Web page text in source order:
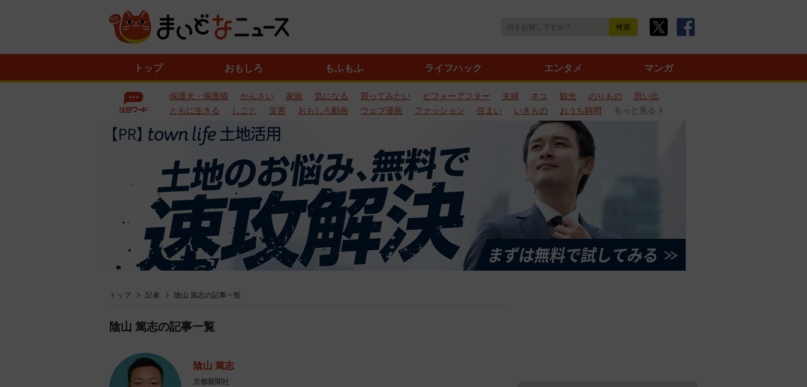
トップ おもしろ もふもふ ライフハック エンタメ マンガ
保護犬・保護猫 かんさい 家族 気になる 買ってみたい ビフォーアフター 夫婦 ネコ 観光 のりもの
思い出
ともに生きる
しごと 災害 おもしろ動画 ウェブ漫画 ファッション 住まい いきもの おうち時間 もっと見る
トップ 記者 陰山 篤志の記事一覧
陰山 篤志の記事一覧
陰山 篤志
京都新聞社